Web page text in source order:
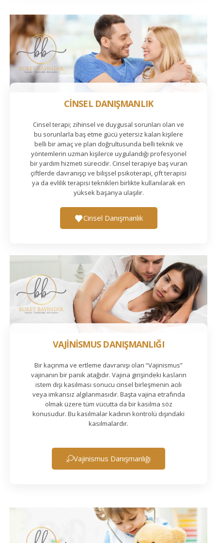
CİNSEL DANIŞMANLIK
Cinsel terapi; zihinsel ve duygusal sorunları olan ve
bu sorunlarla baş etme gücü yetersiz kalan kişilere
belli bir amaç ve plan doğrultusunda belli teknik ve
yöntemlerin uzman kişilerce uygulandığı profesyonel
bir yardım hizmeti sürecidir. Cinsel terapiye baş vuran
çiftlerde davranışçı ve bilişsel psikoterapi, çift terapisi
ya da evlilik terapisi teknikleri birlikte kullanılarak en
yüksek başarıya ulaşılır.
Cinsel Danışmanlık
VAJİNİSMUS DANIŞMANLIĞI
Bir kaçınma ve ertleme davranışı olan “Vajinismus”
vajinanın bir panik atağıdır. Vajina girişindeki kasların
istem dışı kasılması sonucu cinsel birleşmenin acılı
veya imkansız algılanmasıdır. Başta vajina etrafında
olmak üzere tüm vücutta da bir kasılma söz
konusudur. Bu kasılmalar kadının kontrolü dışındaki
kasılmalardır.
Vajinismus Danışmanlığı